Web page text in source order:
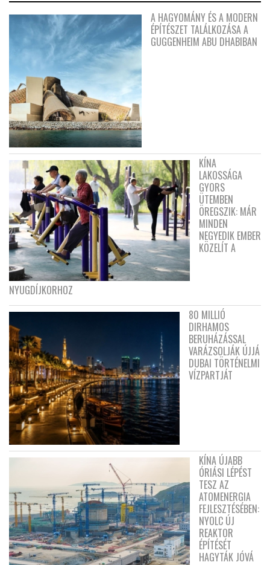
A HAGYOMÁNY ÉS A MODERN
ÉPÍTÉSZET TALÁLKOZÁSA A
GUGGENHEIM ABU DHABIBAN
KÍNA
LAKOSSÁGA
GYORS
ÜTEMBEN
ÖREGSZIK: MÁR
MINDEN
NEGYEDIK EMBER
KÖZELÍT A
NYUGDÍJKORHOZ
80 MILLIÓ
DIRHAMOS
BERUHÁZÁSSAL
VARÁZSOLJÁK ÚJJÁ
DUBAI TÖRTÉNELMI
VÍZPARTJÁT
KÍNA ÚJABB
ÓRIÁSI LÉPÉST
TESZ AZ
ATOMENERGIA
FEJLESZTÉSÉBEN:
NYOLC ÚJ
REAKTOR
ÉPÍTÉSÉT
HAGYTÁK JÓVÁ